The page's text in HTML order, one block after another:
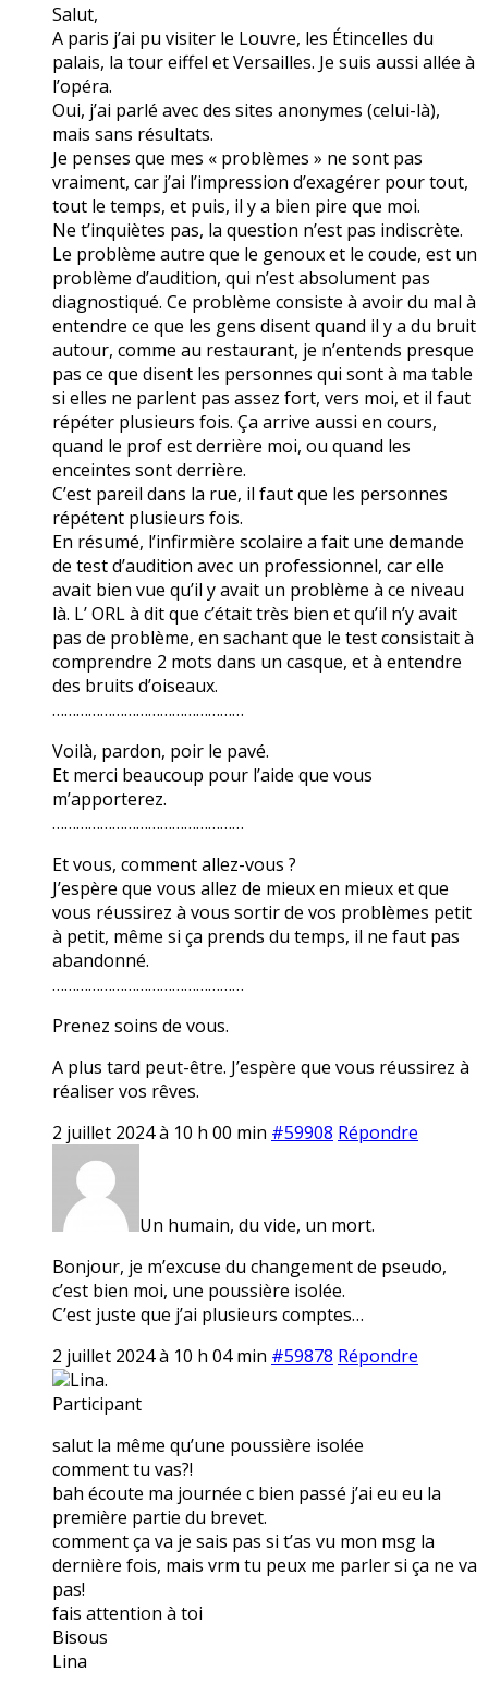
Salut,
A paris j’ai pu visiter le Louvre, les Étincelles du
palais, la tour eiffel et Versailles. Je suis aussi allée à
l’opéra.
Oui, j’ai parlé avec des sites anonymes (celui-là),
mais sans résultats.
Je penses que mes « problèmes » ne sont pas
vraiment, car j’ai l’impression d’exagérer pour tout,
tout le temps, et puis, il y a bien pire que moi.
Ne t’inquiètes pas, la question n’est pas indiscrète.
Le problème autre que le genoux et le coude, est un
problème d’audition, qui n’est absolument pas
diagnostiqué. Ce problème consiste à avoir du mal à
entendre ce que les gens disent quand il y a du bruit
autour, comme au restaurant, je n’entends presque
pas ce que disent les personnes qui sont à ma table
si elles ne parlent pas assez fort, vers moi, et il faut
répéter plusieurs fois. Ça arrive aussi en cours,
quand le prof est derrière moi, ou quand les
enceintes sont derrière.
C’est pareil dans la rue, il faut que les personnes
répétent plusieurs fois.
En résumé, l’infirmière scolaire a fait une demande
de test d’audition avec un professionnel, car elle
avait bien vue qu’il y avait un problème à ce niveau
là. L’ ORL à dit que c’était très bien et qu’il n’y avait
pas de problème, en sachant que le test consistait à
comprendre 2 mots dans un casque, et à entendre
des bruits d’oiseaux.
…………………………………………
Voilà, pardon, poir le pavé.
Et merci beaucoup pour l’aide que vous
m’apporterez.
…………………………………………
Et vous, comment allez-vous ?
J’espère que vous allez de mieux en mieux et que
vous réussirez à vous sortir de vos problèmes petit
à petit, même si ça prends du temps, il ne faut pas
abandonné.
…………………………………………
Prenez soins de vous.
A plus tard peut-être. J’espère que vous réussirez à
réaliser vos rêves.
2 juillet 2024 à 10 h 00 min #59908 Répondre
Un humain, du vide, un mort.
Bonjour, je m’excuse du changement de pseudo,
c’est bien moi, une poussière isolée.
C’est juste que j’ai plusieurs comptes…
2 juillet 2024 à 10 h 04 min #59878 Répondre
Lina.
Participant
salut la même qu’une poussière isolée
comment tu vas?!
bah écoute ma journée c bien passé j’ai eu eu la
première partie du brevet.
comment ça va je sais pas si t’as vu mon msg la
dernière fois, mais vrm tu peux me parler si ça ne va
pas!
fais attention à toi
Bisous
Lina